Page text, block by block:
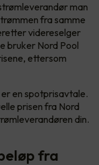
man
fra samme
videreselger
bruker Nord Pool
ettersom
en spotprisavtale.
prisen fra Nord
din.
fra